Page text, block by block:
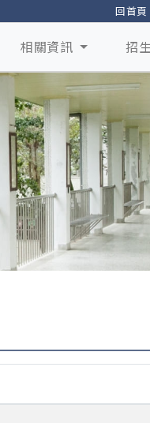
回首頁
相關資訊 招